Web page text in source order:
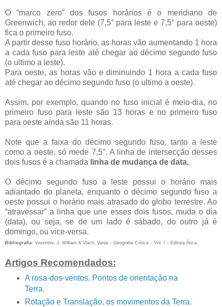
O “marco zero” dos fusos horários é o meridiano de
Greenwich, ao redor dele (7,5° para leste e 7,5° para oeste)
fica o primeiro fuso.
A partir desse fuso horário, as horas vão aumentando 1 hora
a cada fuso para leste até chegar ao décimo segundo fuso
(o ultimo a leste).
Para oeste, as horas vão e diminuindo 1 hora a cada fuso
até chegar ao décimo segundo fuso (o ultimo a oeste).
Assim, por exemplo, quando no fuso inicial é meio-dia, no
primeiro fuso para leste são 13 horas e no primeiro fuso
para oeste ainda são 11 horas.
Note que a faixa do décimo segundo fuso, tanto a leste
como a oeste, só mede 7,5°. A linha de intersecção desses
dois fusos é a chamada linha de mudança de data.
O décimo segundo fuso a leste possui o horário mais
adiantado do planeta, enquanto o décimo segundo fuso a
oeste possui o horário mais atrasado do globo terrestre. Ao
“atravessar” a linha que une esses dois fusos, muda o dia
(data), ou seja, se de um lado é sábado, do outro já é
domingo, ou vice-versa.
Bibliografia: Vesentini, J. William & Vlach, Vania – Geografia Crítica – Vol. I – Editora Ática.
Artigos Recomendados:
A rosa-dos-ventos. Pontos de orientação na
Terra.
Rotação e Translação, os movimentos da Terra.